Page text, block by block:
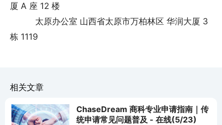
厦 A 座 12 楼
太原办公室 山西省太原市万柏林区 华润大厦 3
栋 1119
相关文章
ChaseDream 商科专业申请指南｜传
统申请常见问题普及 - 在线(5/23)